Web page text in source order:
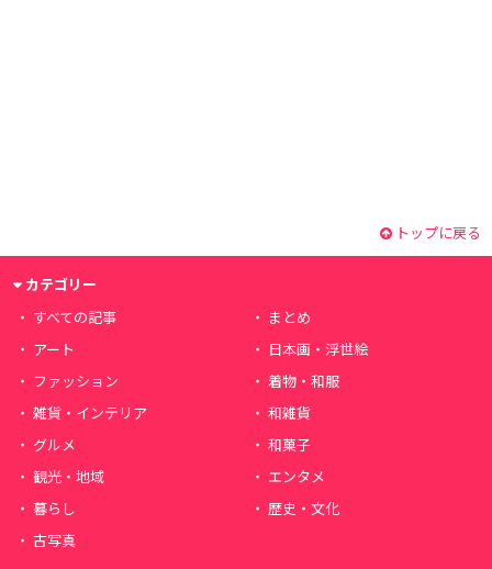
トップに戻る
カテゴリー
すべての記事
まとめ
アート
日本画・浮世絵
ファッション
着物・和服
雑貨・インテリア
和雑貨
グルメ
和菓子
観光・地域
エンタメ
暮らし
歴史・文化
古写真